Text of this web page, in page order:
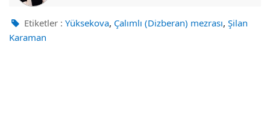
Etiketler : Yüksekova, Çalımlı (Dizberan) mezrası, Şilan
Karaman